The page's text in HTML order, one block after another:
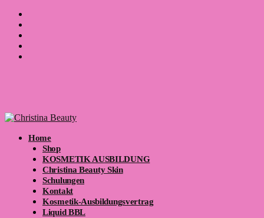
Home
Shop
KOSMETIK AUSBILDUNG
Christina Beauty Skin
Schulungen
Kontakt
Kosmetik-Ausbildungsvertrag
Liquid BBL